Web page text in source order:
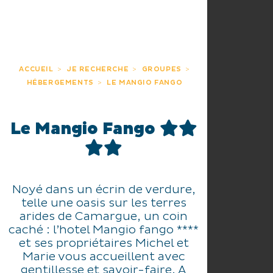
ACCUEIL JE RECHERCHE
GROUPES
HÉBERGEMENTS
LE MANGIO FANGO
Le Mangio Fango
Noyé dans un écrin de verdure,
telle une oasis sur les terres
arides de Camargue, un coin
caché : l’hotel Mangio fango ****
et ses propriétaires Michel et
Marie vous accueillent avec
gentillesse et savoir-faire. A